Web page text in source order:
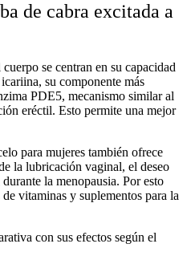
de cabra excitada a
cuerpo se centran en su capacidad
su componente más
PDE5, mecanismo similar al
eréctil. Esto permite una mejor
para mujeres también ofrece
la lubricación vaginal, el deseo
la menopausia. Por esto
de vitaminas y suplementos para la
con sus efectos según el